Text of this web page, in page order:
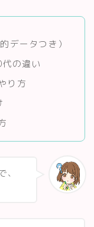
データつき）
の違い
り方